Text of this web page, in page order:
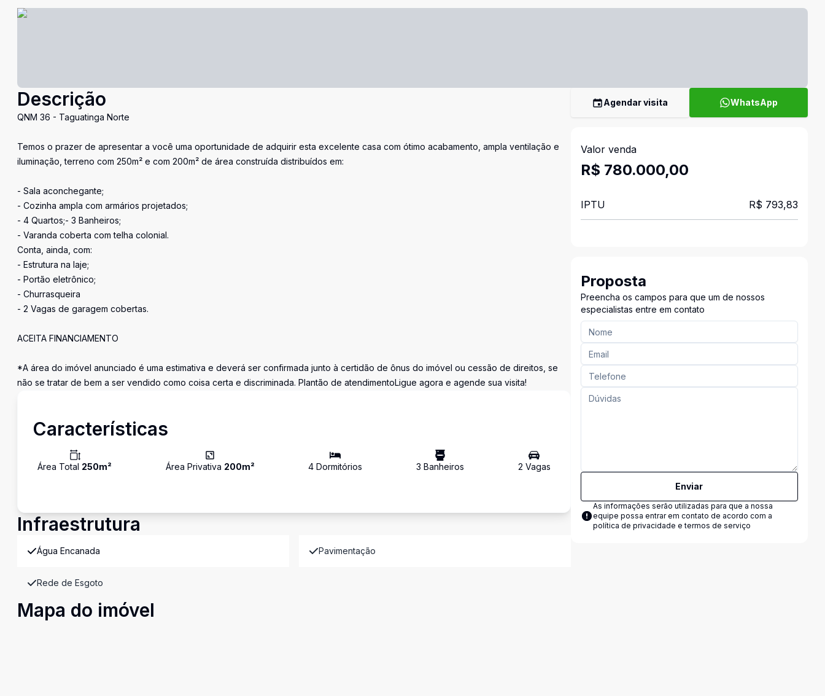
Descrição
QNM 36 - Taguatinga Norte
Temos o prazer de apresentar a você uma oportunidade de adquirir esta excelente casa com ótimo acabamento, ampla ventilação e
iluminação, terreno com 250m² e com 200m² de área construída distribuídos em:
- Sala aconchegante;
- Cozinha ampla com armários projetados;
- 4 Quartos;- 3 Banheiros;
- Varanda coberta com telha colonial.
Conta, ainda, com:
- Estrutura na laje;
- Portão eletrônico;
- Churrasqueira
- 2 Vagas de garagem cobertas.
ACEITA FINANCIAMENTO
*A área do imóvel anunciado é uma estimativa e deverá ser confirmada junto à certidão de ônus do imóvel ou cessão de direitos, se
não se tratar de bem a ser vendido como coisa certa e discriminada. Plantão de atendimentoLigue agora e agende sua visita!
Características
Área Total 250m² Área Privativa 200m² 4 Dormitórios 3 Banheiros 2 Vagas
Infraestrutura
Água Encanada Pavimentação
Rede de Esgoto
Mapa do imóvel
Agendar visita WhatsApp
Valor venda
R$ 780.000,00
IPTU R$ 793,83
Proposta
Preencha os campos para que um de nossos
especialistas entre em contato
Enviar
As informações serão utilizadas para que a nossa
equipe possa entrar em contato de acordo com a
política de privacidade e termos de serviço